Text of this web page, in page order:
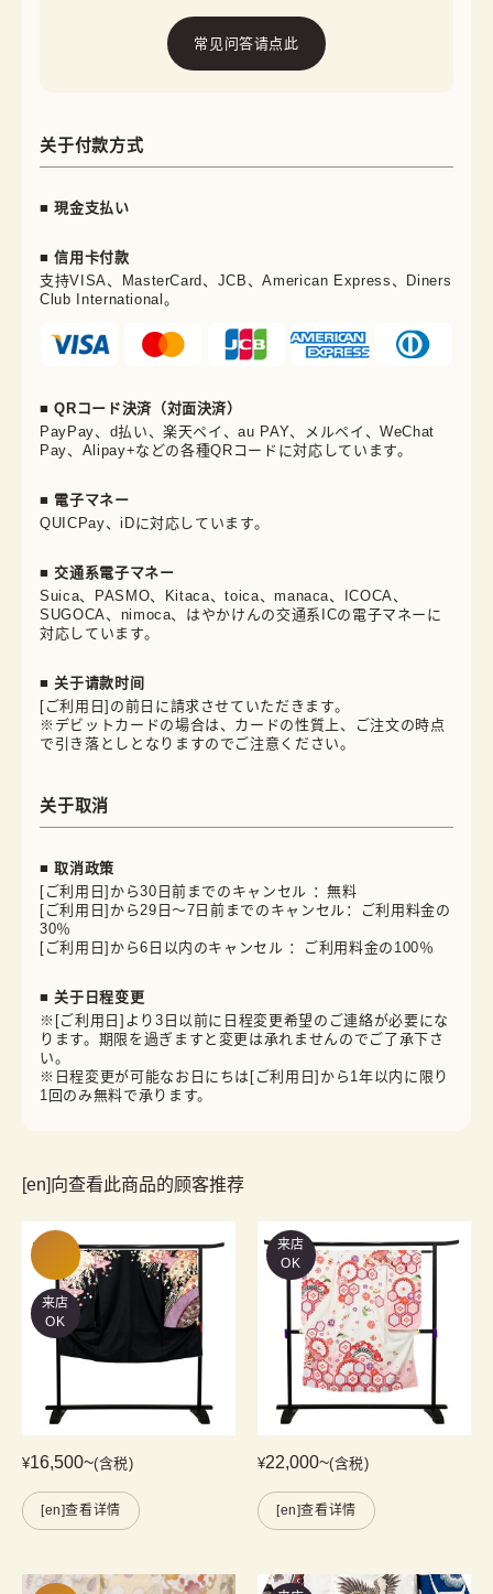
常见问答请点此
关于付款方式
■ 現金支払い
■ 信用卡付款
支持VISA、MasterCard、JCB、American Express、Diners
Club International。
■ QRコード決済（対面決済）
PayPay、d払い、楽天ペイ、au PAY、メルペイ、WeChat
Pay、Alipay+などの各種QRコードに対応しています。
■ 電子マネー
QUICPay、iDに対応しています。
■ 交通系電子マネー
Suica、PASMO、Kitaca、toica、manaca、ICOCA、
SUGOCA、nimoca、はやかけんの交通系ICの電子マネーに
対応しています。
■ 关于请款时间
[ご利用日]の前日に請求させていただきます。
※デビットカードの場合は、カードの性質上、ご注文の時点
で引き落としとなりますのでご注意ください。
关于取消
■ 取消政策
[ご利用日]から30日前までのキャンセル ：無料
[ご利用日]から29日～7日前までのキャンセル：ご利用料金の
30％
[ご利用日]から6日以内のキャンセル ：ご利用料金の100％
■ 关于日程变更
※[ご利用日]より3日以前に日程変更希望のご連絡が必要にな
ります。期限を過ぎますと変更は承れませんのでご了承下さ
い。
※日程変更が可能なお日にちは[ご利用日]から1年以内に限り
1回のみ無料で承ります。
[en]向查看此商品的顾客推荐
来店
OK
¥16,500~(含税)
[en]查看详情
来店
OK
¥22,000~(含税)
[en]查看详情